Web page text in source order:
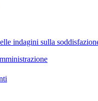
indagini sulla